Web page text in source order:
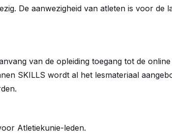
De aanwezigheid van atleten is voor de
van de opleiding toegang tot de
SKILLS wordt al het lesmateriaal
Atletiekunie-leden.